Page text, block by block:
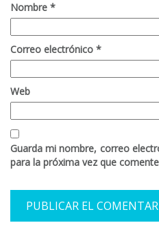
Nombre *
Correo electrónico *
Web
Guarda mi nombre, correo
para la próxima vez que